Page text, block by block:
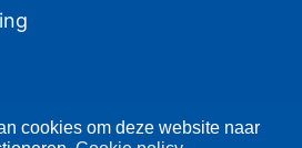
cookies om deze website naar